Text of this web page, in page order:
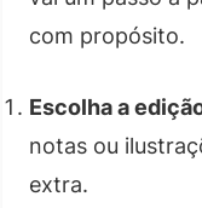
com propósito.
Escolha a
notas ou
extra.